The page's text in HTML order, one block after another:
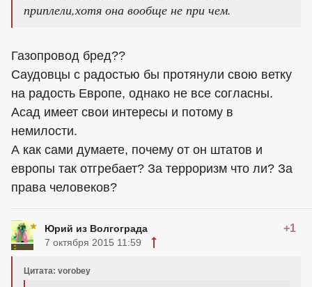
приплели,хотя она вообще не при чем.
Газопровод бред??
Саудовцы с радостью бы протянули свою ветку
на радость Европе, однако не все согласны.
Асад имеет свои интересы и потому в
немилости.
А как сами думаете, почему от он штатов и
европы так отгребает? За терроризм что ли? За
права человеков?
Юрий из Волгограда +1
7 октября 2015 11:59
Цитата: vorobey